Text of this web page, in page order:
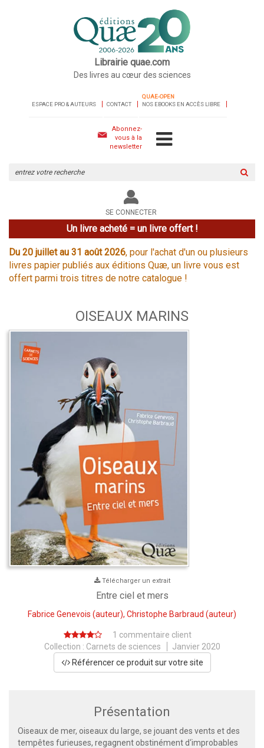
Librairie quae.com
Des livres au cœur des sciences
ESPACE PRO & AUTEURS CONTACT
QUAE-OPEN
NOS EBOOKS EN ACCÈS LIBRE
Abonnez-
vous à la
newsletter
le
site
SE CONNECTER
Un livre acheté = un livre offert !
Du 20 juillet au 31 août 2026, pour l'achat d'un ou plusieurs
livres papier publiés aux éditions Quæ, un livre vous est
offert parmi trois titres de notre catalogue !
OISEAUX MARINS
Télécharger un extrait
Entre ciel et mers
Fabrice Genevois (auteur), Christophe Barbraud (auteur)
1 commentaire client
Collection : Carnets de sciences
Janvier 2020
Référencer ce produit sur votre site
Présentation
Oiseaux de mer, oiseaux du large, se jouant des vents et des
tempêtes furieuses, regagnent obstinément d‘improbables